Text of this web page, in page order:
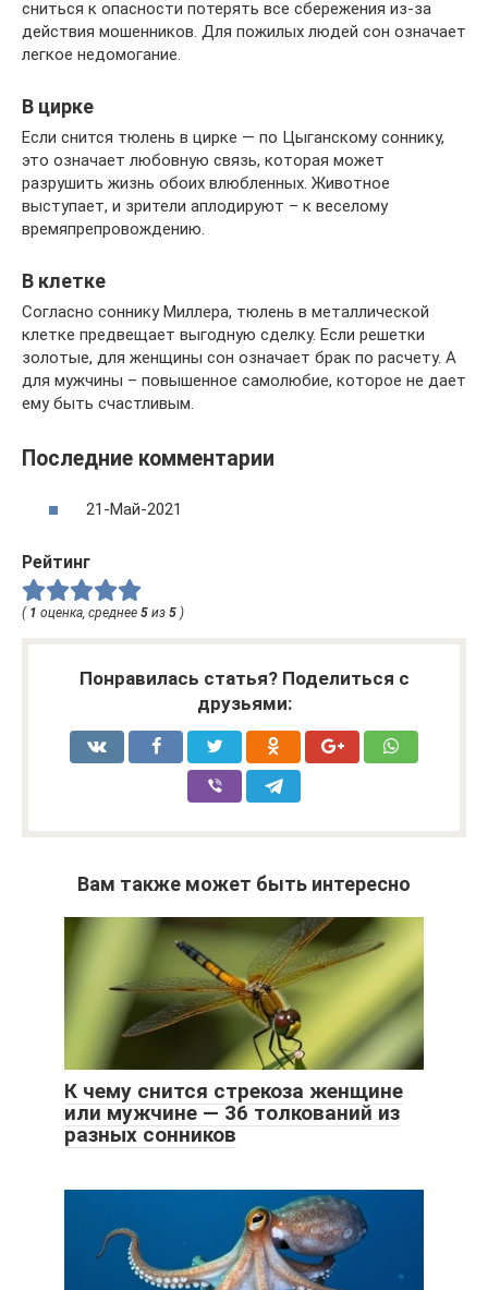
сниться к опасности потерять все сбережения из-за
действия мошенников. Для пожилых людей сон означает
легкое недомогание.
В цирке
Если снится тюлень в цирке — по Цыганскому соннику,
это означает любовную связь, которая может
разрушить жизнь обоих влюбленных. Животное
выступает, и зрители аплодируют – к веселому
времяпрепровождению.
В клетке
Согласно соннику Миллера, тюлень в металлической
клетке предвещает выгодную сделку. Если решетки
золотые, для женщины сон означает брак по расчету. А
для мужчины – повышенное самолюбие, которое не дает
ему быть счастливым.
Последние комментарии
21-Май-2021
Рейтинг
( 1 оценка, среднее 5 из 5 )
Понравилась статья? Поделиться с
друзьями:
Вам также может быть интересно
К чему снится стрекоза женщине
или мужчине — 36 толкований из
разных сонников